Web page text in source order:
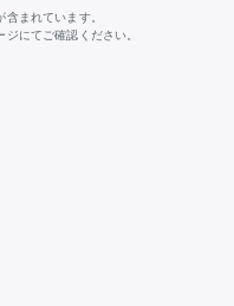
まれています。
にてご確認ください。